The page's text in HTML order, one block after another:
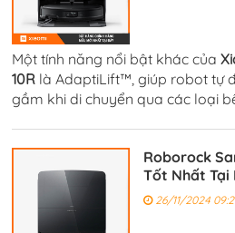
Một tính năng nổi bật khác của
10R là AdaptiLift™, giúp robot tự
gầm khi di chuyển qua các loại
Roborock
Tốt Nhất Tại
26/11/2024